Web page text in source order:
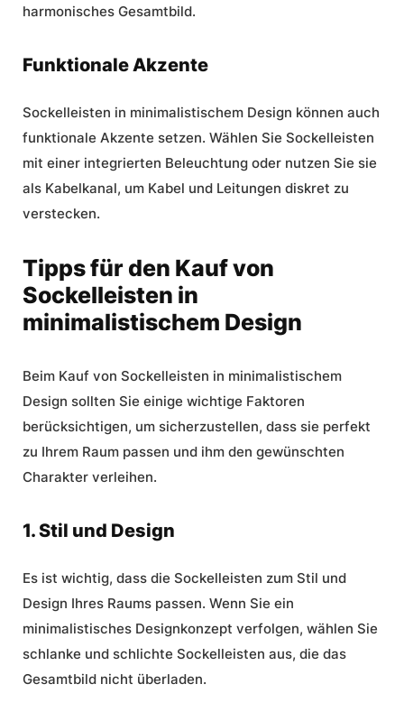
harmonisches Gesamtbild.
Funktionale Akzente
Sockelleisten in minimalistischem Design können auch
funktionale Akzente setzen. Wählen Sie Sockelleisten
mit einer integrierten Beleuchtung oder nutzen Sie sie
als Kabelkanal, um Kabel und Leitungen diskret zu
verstecken.
Tipps für den Kauf von
Sockelleisten in
minimalistischem Design
Beim Kauf von Sockelleisten in minimalistischem
Design sollten Sie einige wichtige Faktoren
berücksichtigen, um sicherzustellen, dass sie perfekt
zu Ihrem Raum passen und ihm den gewünschten
Charakter verleihen.
1. Stil und Design
Es ist wichtig, dass die Sockelleisten zum Stil und
Design Ihres Raums passen. Wenn Sie ein
minimalistisches Designkonzept verfolgen, wählen Sie
schlanke und schlichte Sockelleisten aus, die das
Gesamtbild nicht überladen.